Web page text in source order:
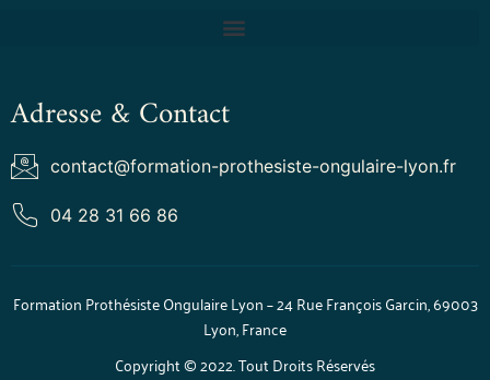
Adresse & Contact
contact@formation-prothesiste-ongulaire-lyon.fr
04 28 31 66 86
Formation Prothésiste Ongulaire Lyon – 24 Rue François Garcin, 69003
Lyon, France
Copyright © 2022. Tout Droits Réservés